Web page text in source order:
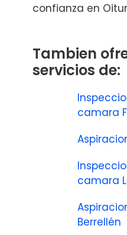
confianza en
Tambien
servicios de:
camara
camara
Berrellén